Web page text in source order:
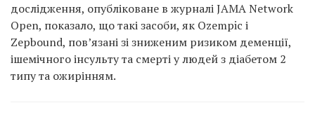
дослідження, опубліковане в журналі JAMA Network
Open, показало, що такі засоби, як Ozempic і
Zepbound, повʼязані зі зниженим ризиком деменції,
ішемічного інсульту та смерті у людей з діабетом 2
типу та ожирінням.